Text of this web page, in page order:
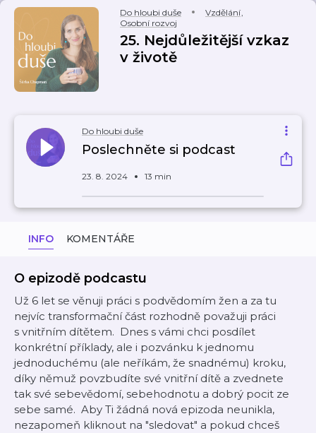
Do hloubi duše Vzdělání,
Osobní rozvoj
25. Nejdůležitější vzkaz
v životě
Do hloubi duše
Poslechněte si podcast
23. 8. 2024 13 min
INFO KOMENTÁŘE
O epizodě podcastu
Už 6 let se věnuji práci s podvědomím žen a za tu
nejvíc transformační část rozhodně považuji práci
s vnitřním dítětem. Dnes s vámi chci posdílet
konkrétní příklady, ale i pozvánku k jednomu
jednoduchému (ale neříkám, že snadnému) kroku,
díky němuž povzbudíte své vnitřní dítě a zvednete
tak své sebevědomí, sebehodnotu a dobrý pocit ze
sebe samé. Aby Ti žádná nová epizoda neunikla,
nezapomeň kliknout na "sledovat" a pokud chceš